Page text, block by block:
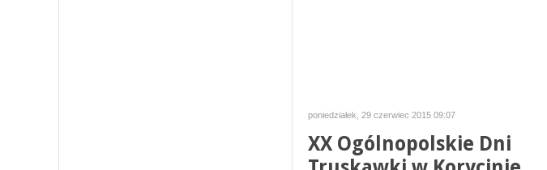
poniedziałek, 29 czerwiec 2015 09:07
XX Ogólnopolskie Dni